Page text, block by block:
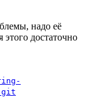
надо её
достаточно